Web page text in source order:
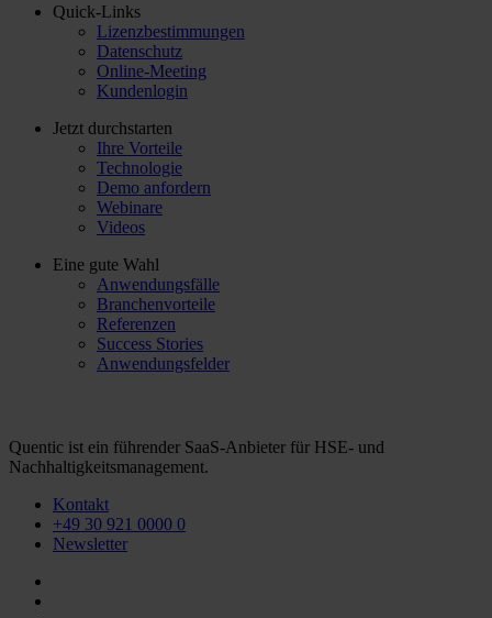
Quick-Links
Lizenzbestimmungen
Datenschutz
Online-Meeting
Kundenlogin
Jetzt durchstarten
Ihre Vorteile
Technologie
Demo anfordern
Webinare
Videos
Eine gute Wahl
Anwendungsfälle
Branchenvorteile
Referenzen
Success Stories
Anwendungsfelder
Quentic ist ein führender SaaS-Anbieter für HSE- und
Nachhaltigkeitsmanagement.
Kontakt
+49 30 921 0000 0
Newsletter